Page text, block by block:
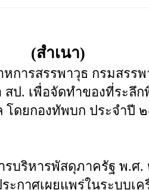
(สำเนา)
การสรรพาวุธ กรมสรร
ป. เพื่อจัดทำของที่ระลึ
ดยกองทัพบก ประจำปี
บริหารพัสดุภาครัฐ พ.ศ
ะกาศเผยแพร่ในระบบเ